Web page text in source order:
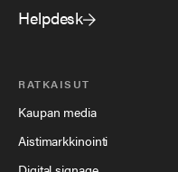
Helpdesk
RATKAISUT
Kaupan media
Aistimarkkinointi